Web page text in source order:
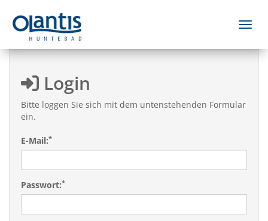
Login
Bitte loggen Sie sich mit dem untenstehenden Formular
ein.
E-Mail:*
Passwort:*